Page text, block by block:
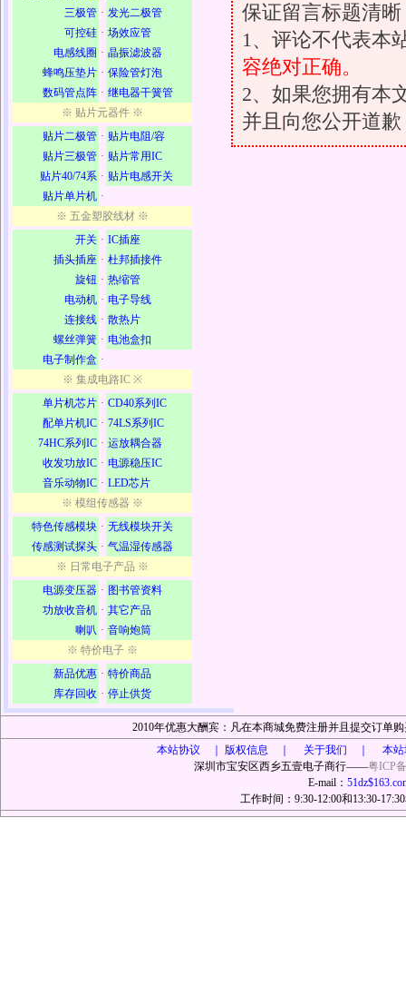
三极管 · 发光二极管
可控硅 · 场效应管
电感线圈 · 晶振滤波器
蜂鸣压垫片 · 保险管灯泡
数码管点阵 · 继电器干簧管
※ 贴片元器件 ※
贴片二极管 · 贴片电阻/容
贴片三极管 · 贴片常用IC
贴片40/74系 · 贴片电感开关
贴片单片机 ·
※ 五金塑胶线材 ※
开关 · IC插座
插头插座 · 杜邦插接件
旋钮 · 热缩管
电动机 · 电子导线
连接线 · 散热片
螺丝弹簧 · 电池盒扣
电子制作盒 ·
※ 集成电路IC ※
单片机芯片 · CD40系列IC
配单片机IC · 74LS系列IC
74HC系列IC · 运放耦合器
收发功放IC · 电源稳压IC
音乐动物IC · LED芯片
※ 模组传感器 ※
特色传感模块 · 无线模块开关
传感测试探头 · 气温湿传感器
※ 日常电子产品 ※
电源变压器 · 图书管资料
功放收音机 · 其它产品
喇叭 · 音响炮筒
※ 特价电子 ※
新品优惠 · 特价商品
库存回收 · 停止供货
保证留言标题清
1、评论不代表本
容绝对正确。
2、如果您拥有本
并且向您公开道
2010年优惠大酬宾：凡在本商城免费注册并且提交订单
本站协议 ｜
版权信息 ｜ 关于我们 ｜ 本
深圳市宝安区西乡五壹电子商行——粤ICP
E-mail：
工作时间：9:30-12:00和13:30-